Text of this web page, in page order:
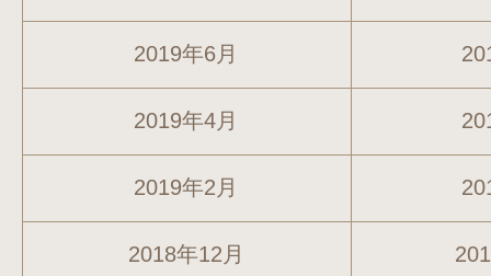
2019年6月
2019年4月
2019年2月
2018年12月